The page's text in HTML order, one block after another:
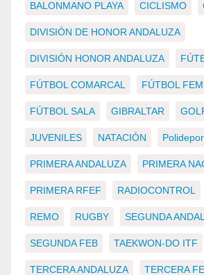
BALONMANO PLAYA CICLISMO
DIVISIÓN DE HONOR ANDALUZA
DIVISIÓN HONOR ANDALUZA
FÚTBOL COMARCAL FÚTBOL
FÚTBOL SALA GIBRALTAR
JUVENILES NATACIÓN
PRIMERA ANDALUZA PRIMERA
PRIMERA RFEF RADIOCONTROL
REMO RUGBY SEGUNDA
SEGUNDA FEB TAEKWON-DO ITF
TERCERA ANDALUZA TERCERA